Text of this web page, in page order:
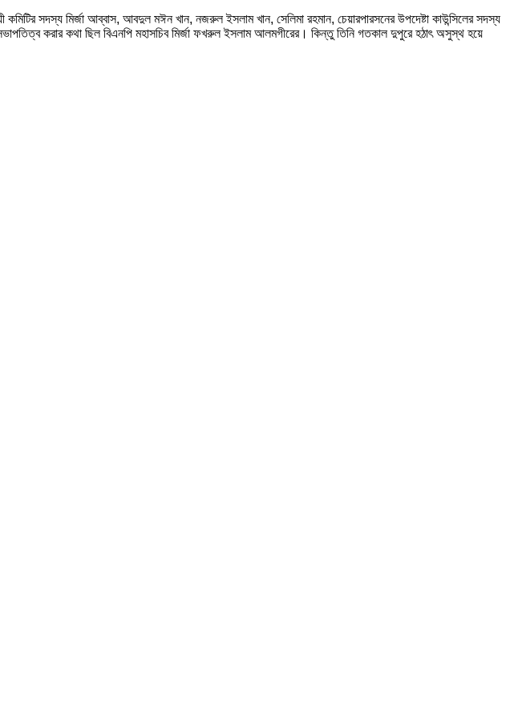
সদস্য মির্জা আব্বাস, আবদুল মঈন খান, নজরুল ইসলাম খান, সেলিমা রহমান, চেয়ারপারসনের উপদেষ্টা কাউন্সিলের সদস্য
করার কথা ছিল বিএনপি মহাসচিব মির্জা ফখরুল ইসলাম আলমগীরের। কিন্তু তিনি গতকাল দুপুরে হঠাৎ অসুস্থ হয়ে